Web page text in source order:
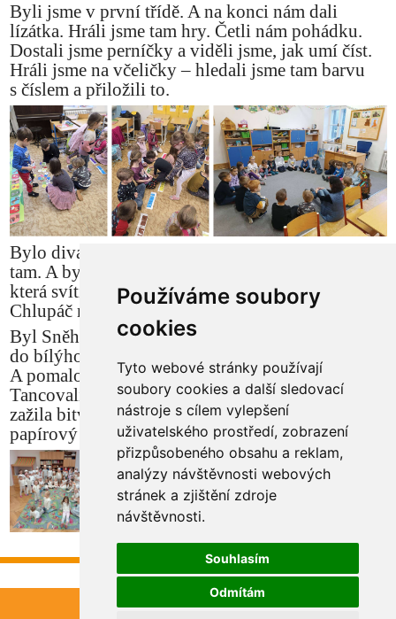
Používáme soubory
cookies
Tyto webové stránky používají
soubory cookies a další sledovací
nástroje s cílem vylepšení
uživatelského prostředí, zobrazení
přizpůsobeného obsahu a reklam,
analýzy návštěvnosti webových
stránek a zjištění zdroje
návštěvnosti.
Souhlasím
Odmítám
Byli jsme v první třídě. A na konci nám dali
lízátka. Hráli jsme tam hry. Četli nám pohádku.
Dostali jsme perníčky a viděli jsme, jak umí číst.
Hráli jsme na včeličky – hledali jsme tam barvu
s číslem a přiložili to.
Bylo divadlo „Chlupáčova velká cesta“. Zpívali
tam. A byly tam barvičky a měli tam lampičku,
která svítila a dělala, že sněží. Byl tam horolezec a
Chlupáč mu pomohl vylézt nahoru.
Byl Sněhulácký den, všichni jsme byli převlečený
do bílýho. Udělali jsme si klobouky, néé – hrnec.
A pomalovala nás paní učitelka Kačenka.
Tancovali jsme a byla bitva sněhová. Já už jsem
zažila bitvu. A postavili jsme hradby. A byly to
papírový koule a byla to remíza.